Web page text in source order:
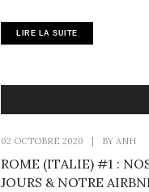
LIRE LA SUITE
02 OCTOBRE 2020 BY ANH
ROME (ITALIE) #1 :
JOURS & NOTRE